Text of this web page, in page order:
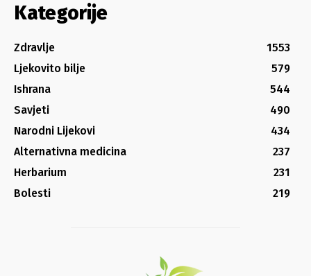
Kategorije
Zdravlje
1553
Ljekovito bilje
579
Ishrana
544
Savjeti
490
Narodni Lijekovi
434
Alternativna medicina
237
Herbarium
231
Bolesti
219